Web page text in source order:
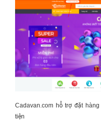
Cadavan.com hỗ trợ đặt
tiện